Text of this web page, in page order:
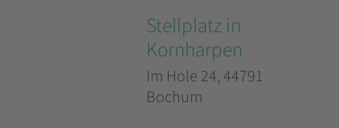
Stellplatz in
Kornharpen
Im Hole 24, 44791
Bochum